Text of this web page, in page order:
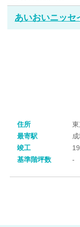
あいおいニッセ
住所
最寄駅
竣工
基準階坪数
-